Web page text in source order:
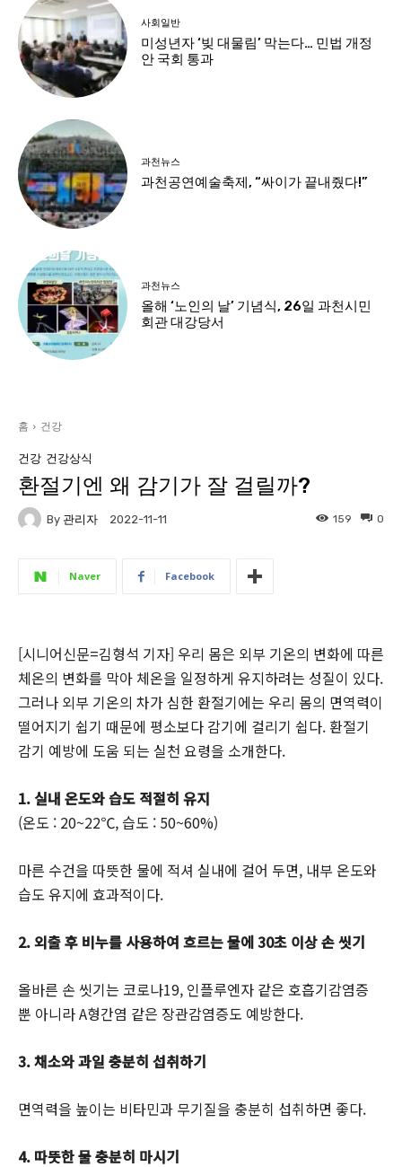
사회일반
미성년자 ‘빚 대물림’ 막는다… 민법 개정
안 국회 통과
과천뉴스
과천공연예술축제, “싸이가 끝내줬다!”
과천뉴스
올해 ‘노인의 날’ 기념식, 26일 과천시민
회관 대강당서